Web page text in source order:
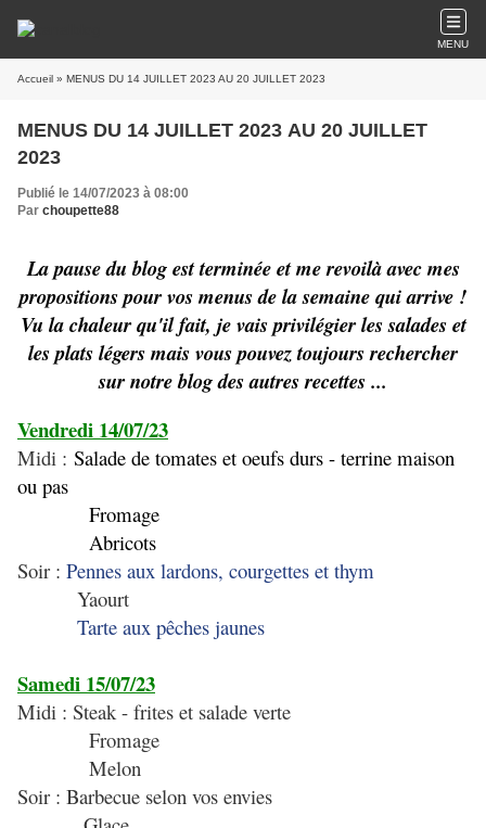
MENU
Accueil » MENUS DU 14 JUILLET 2023 AU 20 JUILLET 2023
MENUS DU 14 JUILLET 2023 AU 20 JUILLET
2023
Publié le 14/07/2023 à 08:00
Par choupette88
La pause du blog est terminée et me revoilà avec mes
propositions pour vos menus de la semaine qui arrive !
Vu la chaleur qu'il fait, je vais privilégier les salades et
les plats légers mais vous pouvez toujours rechercher
sur notre blog des autres recettes ...
Vendredi 14/07/23
Midi : Salade de tomates et oeufs durs - terrine maison
ou pas
Fromage
Abricots
Soir : Pennes aux lardons, courgettes et thym
Yaourt
Tarte aux pêches jaunes
Samedi 15/07/23
Midi : Steak - frites et salade verte
Fromage
Melon
Soir : Barbecue selon vos envies